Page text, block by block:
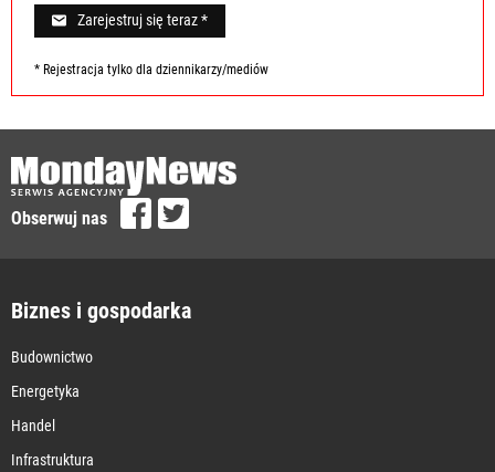
Zarejestruj się teraz *
* Rejestracja tylko dla dziennikarzy/mediów
Obserwuj nas
Biznes i gospodarka
Budownictwo
Energetyka
Handel
Infrastruktura